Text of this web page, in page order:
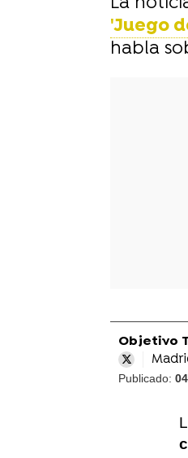
'Juego
habla
Objetivo
Publicado: